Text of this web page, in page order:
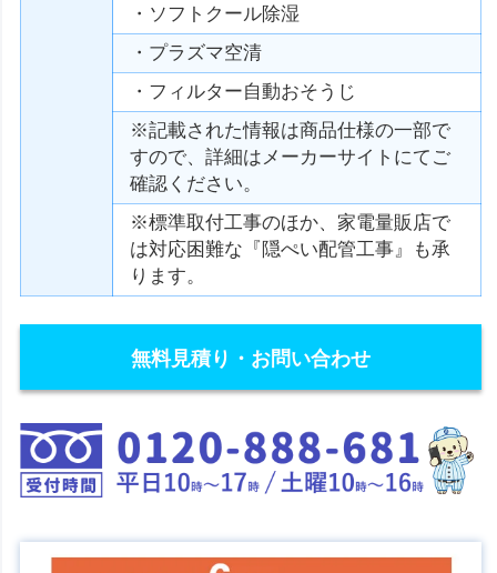
・ソフトクール除湿
・プラズマ空清
・フィルター自動おそうじ
※記載された情報は商品仕様の一部で
すので、詳細はメーカーサイトにてご
確認ください。
※標準取付工事のほか、家電量販店で
は対応困難な『隠ぺい配管工事』も承
ります。
無料見積り・お問い合わせ